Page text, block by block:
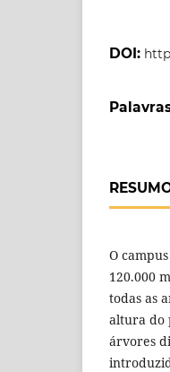
DOI:
O
120.000
todas as
altura do
árvores